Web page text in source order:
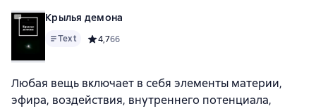
Крылья демона
Text Средний рейтинг 4,7 на основе 66 оценок
4,766
Любая вещь включает в себя элементы материи,
эфира, воздействия, внутреннего потенциала,